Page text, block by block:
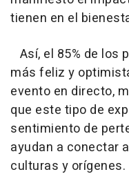
tienen en el
Así, el 85% de
más feliz y
evento en directo,
que este tipo de
sentimiento de
ayudan a conectar
culturas y orígenes.